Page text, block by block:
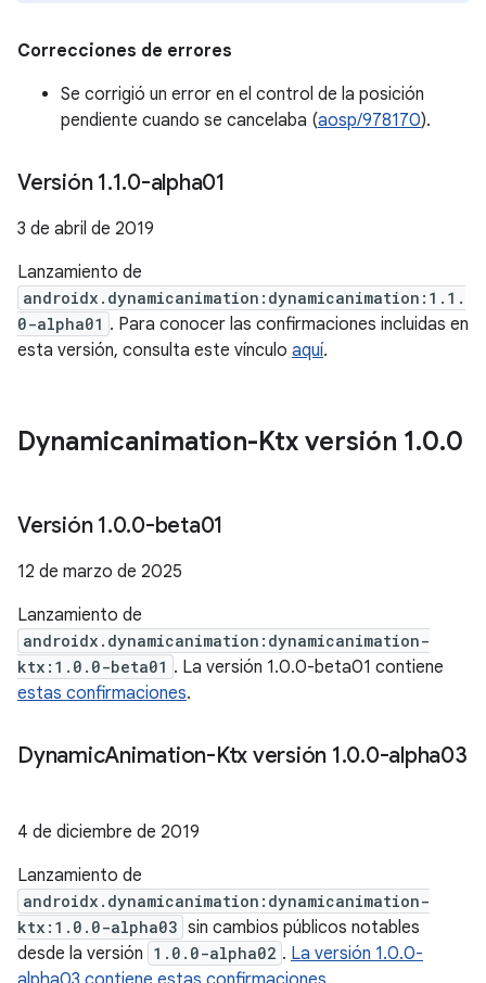
Correcciones de errores
Se corrigió un error en el control de la posición
pendiente cuando se cancelaba (aosp/978170).
Versión 1.1.0-alpha01
3 de abril de 2019
Lanzamiento de
androidx.dynamicanimation:dynamicanimation:1.1.
0-alpha01 . Para conocer las confirmaciones incluidas en
esta versión, consulta este vínculo aquí.
Dynamicanimation-Ktx versión 1.0.0
Versión 1.0.0-beta01
12 de marzo de 2025
Lanzamiento de
androidx.dynamicanimation:dynamicanimation-
ktx:1.0.0-beta01 . La versión 1.0.0-beta01 contiene
estas confirmaciones.
DynamicAnimation-Ktx versión 1.0.0-alpha03
4 de diciembre de 2019
Lanzamiento de
androidx.dynamicanimation:dynamicanimation-
ktx:1.0.0-alpha03 sin cambios públicos notables
desde la versión 1.0.0-alpha02 . La versión 1.0.0-